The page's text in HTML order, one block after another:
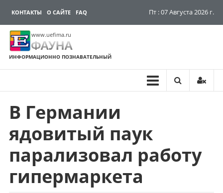
КОНТАКТЫ О САЙТЕ FAQ Пт : 07 Августа 2026 г.
www.uefima.ru
ФАУНА
ИНФОРМАЦИОННО ПОЗНАВАТЕЛЬНЫЙ
Перейти
содержимому
В Германии
ядовитый паук
парализовал работу
гипермаркета